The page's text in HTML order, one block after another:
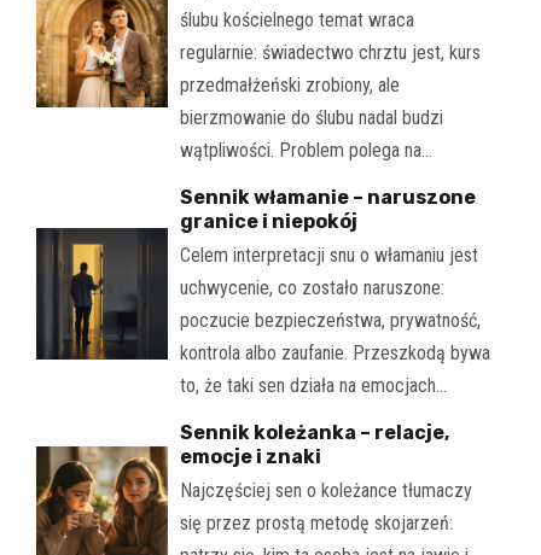
ślubu kościelnego temat wraca
regularnie: świadectwo chrztu jest, kurs
przedmałżeński zrobiony, ale
bierzmowanie do ślubu nadal budzi
wątpliwości. Problem polega na…
Sennik włamanie – naruszone
granice i niepokój
Celem interpretacji snu o włamaniu jest
uchwycenie, co zostało naruszone:
poczucie bezpieczeństwa, prywatność,
kontrola albo zaufanie. Przeszkodą bywa
to, że taki sen działa na emocjach…
Sennik koleżanka – relacje,
emocje i znaki
Najczęściej sen o koleżance tłumaczy
się przez prostą metodę skojarzeń: